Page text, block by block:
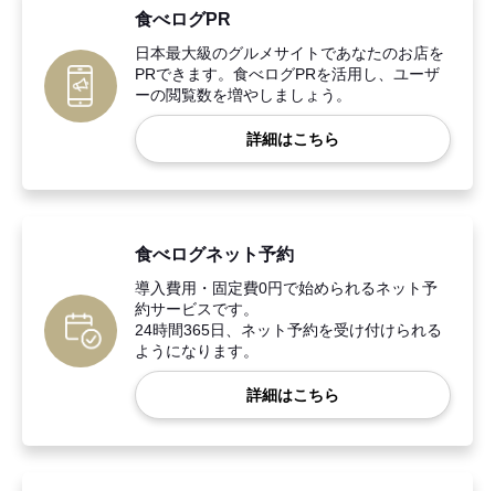
食べログPR
日本最大級のグルメサイトであなたのお店を
PRできます。食べログPRを活用し、ユーザ
ーの閲覧数を増やしましょう。
詳細はこちら
食べログネット予約
導入費用・固定費0円で始められるネット予
約サービスです。
24時間365日、ネット予約を受け付けられる
ようになります。
詳細はこちら